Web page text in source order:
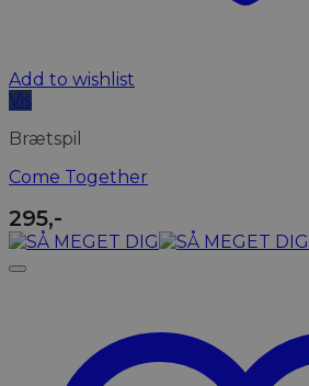
Add to wishlist
Vis
Brætspil
Come Together
295,-